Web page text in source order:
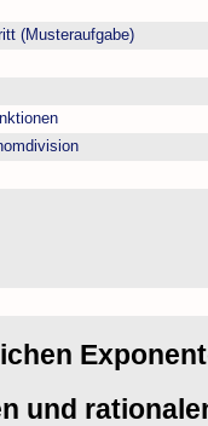
(Musteraufgabe)
und